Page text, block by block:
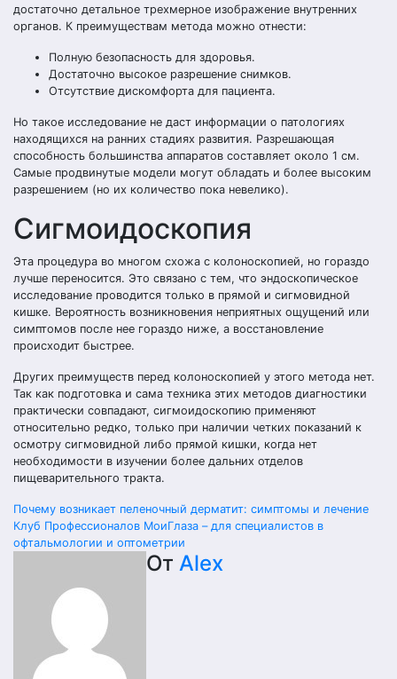
достаточно детальное трехмерное изображение внутренних
органов. К преимуществам метода можно отнести:
Полную безопасность для здоровья.
Достаточно высокое разрешение снимков.
Отсутствие дискомфорта для пациента.
Но такое исследование не даст информации о патологиях
находящихся на ранних стадиях развития. Разрешающая
способность большинства аппаратов составляет около 1 см.
Самые продвинутые модели могут обладать и более высоким
разрешением (но их количество пока невелико).
Сигмоидоскопия
Эта процедура во многом схожа с колоноскопией, но гораздо
лучше переносится. Это связано с тем, что эндоскопическое
исследование проводится только в прямой и сигмовидной
кишке. Вероятность возникновения неприятных ощущений или
симптомов после нее гораздо ниже, а восстановление
происходит быстрее.
Других преимуществ перед колоноскопией у этого метода нет.
Так как подготовка и сама техника этих методов диагностики
практически совпадают, сигмоидоскопию применяют
относительно редко, только при наличии четких показаний к
осмотру сигмовидной либо прямой кишки, когда нет
необходимости в изучении более дальних отделов
пищеварительного тракта.
Навигация
по
записям
Почему возникает пеленочный дерматит: симптомы и лечение
Клуб Профессионалов МоиГлаза – для специалистов в
офтальмологии и оптометрии
От Alex